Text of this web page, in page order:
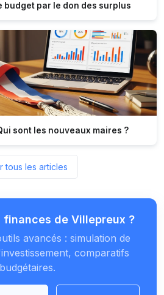
budget par le don des surplus
sont les nouveaux maires ?
tous les articles
finances de Villepreux ?
avancés : simulation de
comparatifs
budgétaires.